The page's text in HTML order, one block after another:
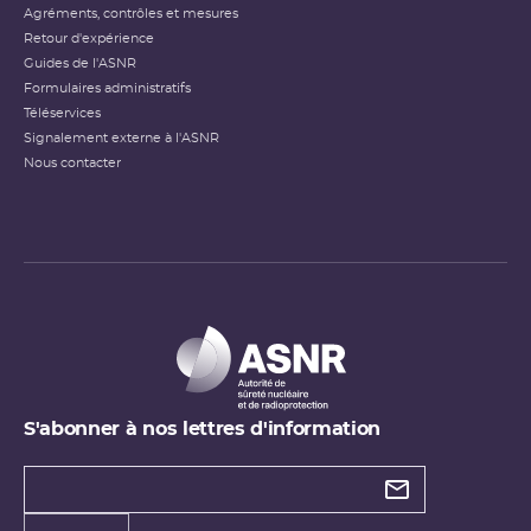
Agréments, contrôles et mesures
Retour d'expérience
Guides de l'ASNR
Formulaires administratifs
Téléservices
Signalement externe à l'ASNR
Nous contacter
S'abonner à nos lettres d'information
Types de